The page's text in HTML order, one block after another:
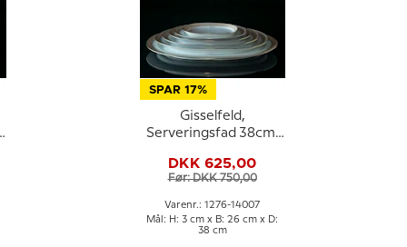
SPAR 17%
Gisselfeld,
Serveringsfad 38cm,
DKK 625,00
Før: DKK 750,00
Varenr.: 1276-14007
Mål: H: 3 cm x B: 26 cm x D:
38 cm